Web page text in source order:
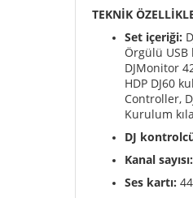
TEKNİK
Set içeriği:
Örgülü USB
DJMonitor
HDP DJ60
Controller,
Kurulum
DJ
Kanal sayısı:
Ses kartı: